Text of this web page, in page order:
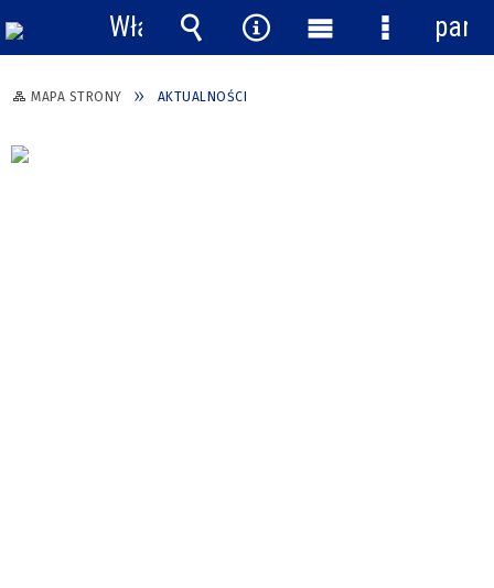
MAPA STRONY AKTUALNOŚCI
Włącz
powiadomienia
Wyszukiwarka
Narzędzia
MenuMenu
panel